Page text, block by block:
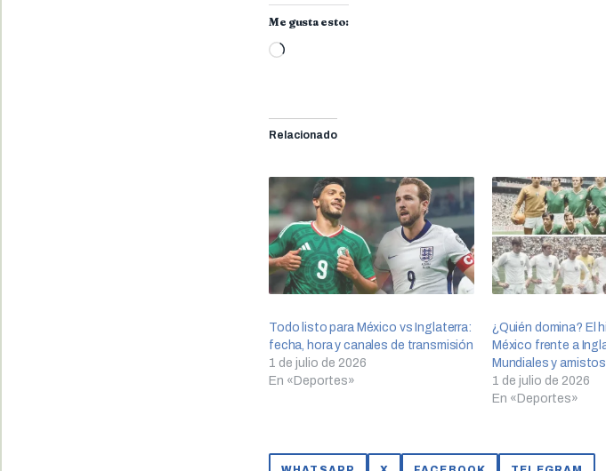
Me gusta esto:
Cargando...
Relacionado
Todo listo para México vs Inglaterra:
fecha, hora y canales de transmisión
1 de julio de 2026
En «Deportes»
¿Quién domina? El
México frente a
Mundiales y
1 de julio de 2026
En «Deportes»